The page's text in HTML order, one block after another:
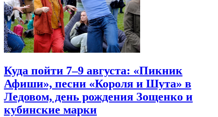
Куда пойти 7–9 августа: «Пикник
Афиши», песни «Короля и Шута» в
Ледовом, день рождения Зощенко и
кубинские марки